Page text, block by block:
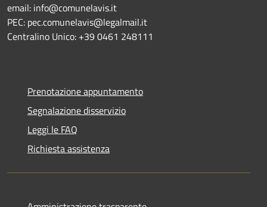
email: info@comunelavis.it
PEC: pec.comunelavis@legalmail.it
Centralino Unico: +39 0461 248111
Prenotazione appuntamento
Segnalazione disservizio
Leggi le FAQ
Richiesta assistenza